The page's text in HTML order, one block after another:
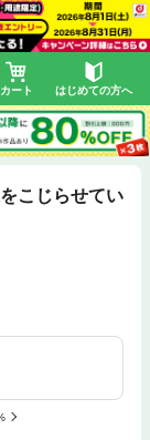
カート はじめての方へ
こじらせてい